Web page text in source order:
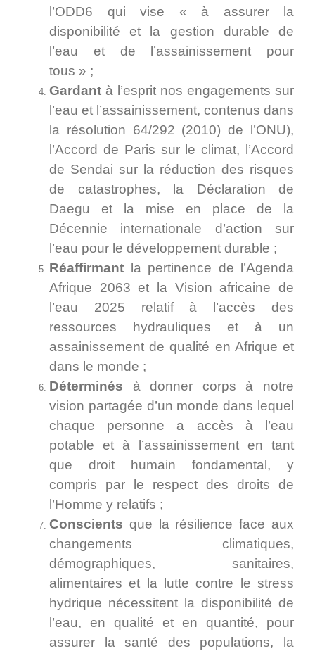
l’ODD6 qui vise « à assurer la
disponibilité et la gestion durable de
l’eau et de l’assainissement pour
tous » ;
Gardant à l’esprit nos engagements sur
l’eau et l’assainissement, contenus dans
la résolution 64/292 (2010) de l’ONU),
l’Accord de Paris sur le climat, l’Accord
de Sendai sur la réduction des risques
de catastrophes, la Déclaration de
Daegu et la mise en place de la
Décennie internationale d’action sur
l’eau pour le développement durable ;
Réaffirmant la pertinence de l’Agenda
Afrique 2063 et la Vision africaine de
l’eau 2025 relatif à l’accès des
ressources hydrauliques et à un
assainissement de qualité en Afrique et
dans le monde ;
Déterminés à donner corps à notre
vision partagée d’un monde dans lequel
chaque personne a accès à l’eau
potable et à l’assainissement en tant
que droit humain fondamental, y
compris par le respect des droits de
l’Homme y relatifs ;
Conscients que la résilience face aux
changements climatiques,
démographiques, sanitaires,
alimentaires et la lutte contre le stress
hydrique nécessitent la disponibilité de
l’eau, en qualité et en quantité, pour
assurer la santé des populations, la